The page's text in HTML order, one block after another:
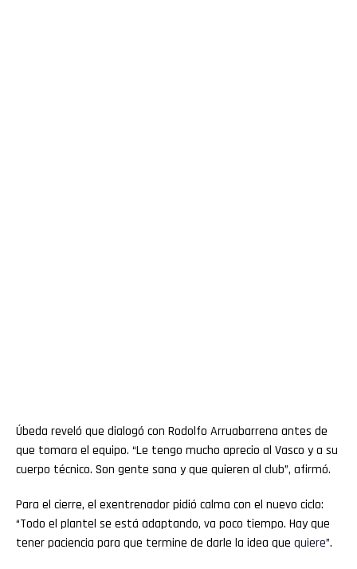
Úbeda reveló que dialogó con Rodolfo Arruabarrena antes de
que tomara el equipo. “Le tengo mucho aprecio al Vasco y a su
cuerpo técnico. Son gente sana y que quieren al club”, afirmó.
Para el cierre, el exentrenador pidió calma con el nuevo ciclo:
“Todo el plantel se está adaptando, va poco tiempo. Hay que
tener paciencia para que termine de darle la idea que quiere”.